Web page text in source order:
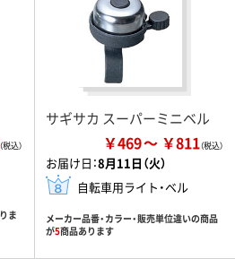
ま
サギサカ スーパーミニベル
￥469 ￥811
お届け日：8月11日（火）
自転車用ライト・ベル
メーカー品番・カラー・販売単位違いの商品
が5商品あります